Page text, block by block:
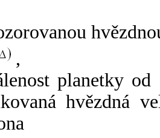
,
planetky od
hvězdná